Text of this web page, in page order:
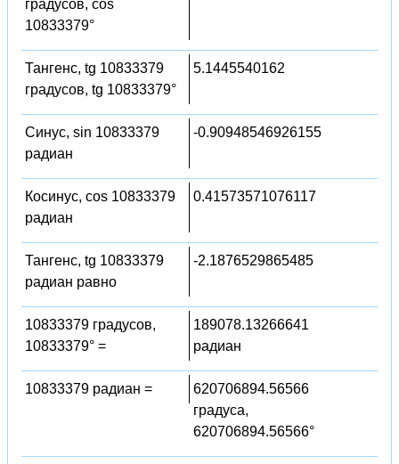
градусов, cos
10833379°
Тангенс, tg 10833379
градусов, tg 10833379°
5.1445540162
Синус, sin 10833379
радиан
-0.90948546926155
Косинус, cos 10833379
радиан
0.41573571076117
Тангенс, tg 10833379
радиан равно
-2.1876529865485
10833379 градусов,
10833379° =
189078.13266641
радиан
10833379 радиан =
620706894.56566
градуса,
620706894.56566°